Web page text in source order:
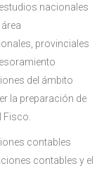
nacionales
provinciales
del ámbito
la preparación de
contables
contables y el